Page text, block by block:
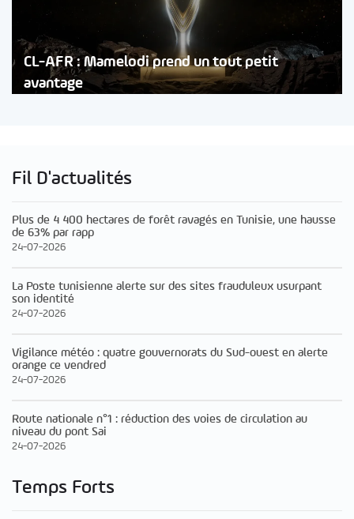
CL-AFR : Mamelodi prend un tout petit
avantage
Fil D'actualités
Plus de 4 400 hectares de forêt ravagés en Tunisie, une hausse
de 63% par rapp
24-07-2026
La Poste tunisienne alerte sur des sites frauduleux usurpant
son identité
24-07-2026
Vigilance météo : quatre gouvernorats du Sud-ouest en alerte
orange ce vendred
24-07-2026
Route nationale n°1 : réduction des voies de circulation au
niveau du pont Sai
24-07-2026
Temps Forts